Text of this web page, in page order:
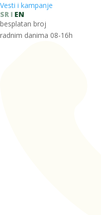
Vesti i kampanje
SR
EN
besplatan broj
radnim danima 08-16h